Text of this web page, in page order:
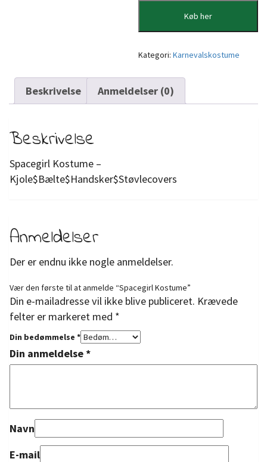
Køb her
Kategori:Karnevalskostume
Beskrivelse Anmeldelser (0)
Beskrivelse
Spacegirl Kostume –
Kjole$Bælte$Handsker$Støvlecovers
Anmeldelser
Der er endnu ikke nogle anmeldelser.
Vær den første til at anmelde “Spacegirl Kostume”
Din e-mailadresse vil ikke blive publiceret. Krævede
felter er markeret med *
Din bedømmelse *
Din anmeldelse*
Navn
E-mail